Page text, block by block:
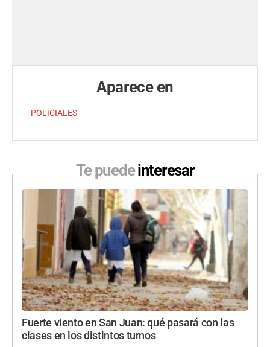
Aparece en
POLICIALES
Te puedeinteresar
Fuerte viento en San Juan: qué pasará con las
clases en los distintos turnos